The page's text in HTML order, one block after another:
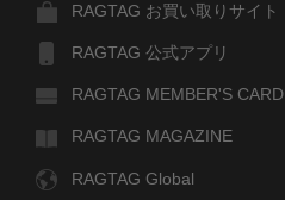
RAGTAG お買い取りサイト
RAGTAG 公式アプリ
RAGTAG MEMBER'S CARD
RAGTAG MAGAZINE
RAGTAG Global